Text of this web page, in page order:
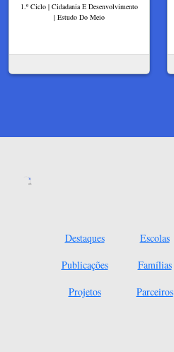
1.º Ciclo | Cidadania E Desenvolvimento
| Estudo Do Meio
Destaques
Publicações
Projetos
Escolas
Famílias
Parceiros